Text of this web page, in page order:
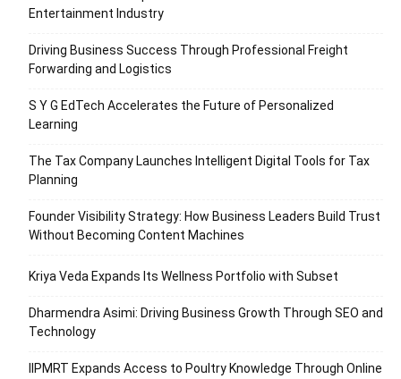
Entertainment Industry
Driving Business Success Through Professional Freight
Forwarding and Logistics
S Y G EdTech Accelerates the Future of Personalized
Learning
The Tax Company Launches Intelligent Digital Tools for Tax
Planning
Founder Visibility Strategy: How Business Leaders Build Trust
Without Becoming Content Machines
Kriya Veda Expands Its Wellness Portfolio with Subset
Dharmendra Asimi: Driving Business Growth Through SEO and
Technology
IIPMRT Expands Access to Poultry Knowledge Through Online